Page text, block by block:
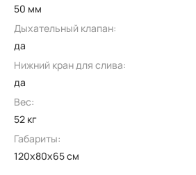
50 мм
Дыхательный клапан:
да
Нижний кран для слива:
да
Вес:
52 кг
Габариты:
120x80x65 см